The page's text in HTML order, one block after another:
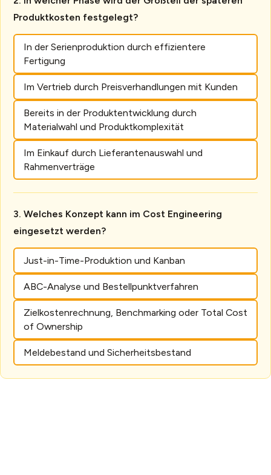
Produktkosten festgelegt?
In der Serienproduktion durch effizientere
Fertigung
Im Vertrieb durch Preisverhandlungen mit Kunden
Bereits in der Produktentwicklung durch
Materialwahl und Produktkomplexität
Im Einkauf durch Lieferantenauswahl und
Rahmenverträge
Welches Konzept kann im Cost Engineering
eingesetzt werden?
Just-in-Time-Produktion und Kanban
ABC-Analyse und Bestellpunktverfahren
Zielkostenrechnung, Benchmarking oder Total Cost
of Ownership
Meldebestand und Sicherheitsbestand